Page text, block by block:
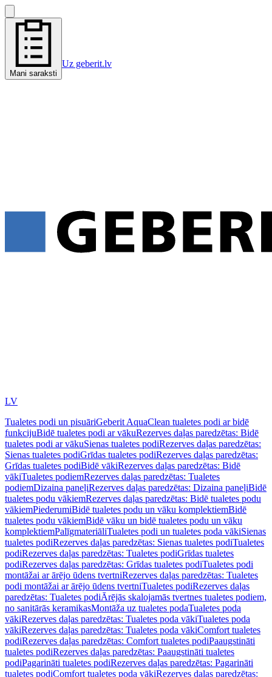
Mani saraksti
Uz geberit.lv
LV
Tualetes podi un pisuāriGeberit AquaClean tualetes podi ar bidē
funkcijuBidē tualetes podi ar vākuRezerves daļas paredzētas: Bidē
tualetes podi ar vākuSienas tualetes podiRezerves daļas paredzētas:
Sienas tualetes podiGrīdas tualetes podiRezerves daļas paredzētas:
Grīdas tualetes podiBidē vākiRezerves daļas paredzētas: Bidē
vākiTualetes podiemRezerves daļas paredzētas: Tualetes
podiemDizaina paneļiRezerves daļas paredzētas: Dizaina paneļiBidē
tualetes podu vākiemRezerves daļas paredzētas: Bidē tualetes podu
vākiemPiederumiBidē tualetes podu un vāku komplektiemBidē
tualetes podu vākiemBidē vāku un bidē tualetes podu un vāku
komplektiemPalīgmateriāliTualetes podi un tualetes poda vākiSienas
tualetes podiRezerves daļas paredzētas: Sienas tualetes podiTualetes
podiRezerves daļas paredzētas: Tualetes podiGrīdas tualetes
podiRezerves daļas paredzētas: Grīdas tualetes podiTualetes podi
montāžai ar ārējo ūdens tvertniRezerves daļas paredzētas: Tualetes
podi montāžai ar ārējo ūdens tvertniTualetes podiRezerves daļas
paredzētas: Tualetes podiĀrējās skalojamās tvertnes tualetes podiem,
no sanitārās keramikasMontāža uz tualetes podaTualetes poda
vākiRezerves daļas paredzētas: Tualetes poda vākiTualetes poda
vākiRezerves daļas paredzētas: Tualetes poda vākiComfort tualetes
podiRezerves daļas paredzētas: Comfort tualetes podiPaaugstināti
tualetes podiRezerves daļas paredzētas: Paaugstināti tualetes
podiPagarināti tualetes podiRezerves daļas paredzētas: Pagarināti
tualetes podiComfort tualetes poda vākiRezerves daļas paredzētas: